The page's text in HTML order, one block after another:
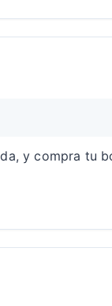
y compra tu